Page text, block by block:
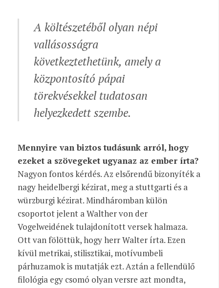
A költészetéből olyan népi
vallásosságra
következtethetünk, amely a
központosító pápai
törekvésekkel tudatosan
helyezkedett szembe.
Mennyire van biztos tudásunk arról, hogy
ezeket a szövegeket ugyanaz az ember írta?
Nagyon fontos kérdés. Az elsőrendű bizonyíték a
nagy heidelbergi kézirat, meg a stuttgarti és a
würzburgi kézirat. Mindháromban külön
csoportot jelent a Walther von der
Vogelweidének tulajdonított versek halmaza.
Ott van fölöttük, hogy herr Walter írta. Ezen
kívül metrikai, stilisztikai, motívumbeli
párhuzamok is mutatják ezt. Aztán a fellendülő
filológia egy csomó olyan versre azt mondta,